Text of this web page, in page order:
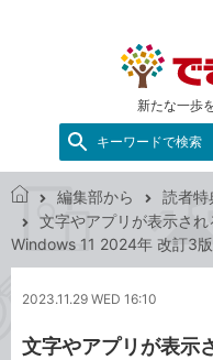
新たな一歩
キーワードで検索
で
き
ッ
編集部から
読者特
文字やアプリが表示さ
Windows 11 2024年 改訂3
2023.11.29 WED 16:10
文字やアプリが表示